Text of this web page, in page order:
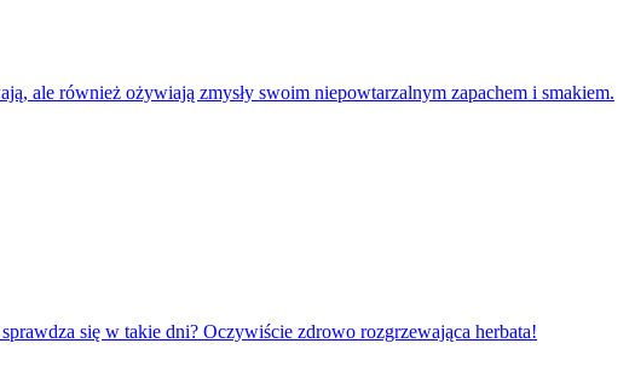
ale również ożywiają zmysły swoim niepowtarzalnym zapachem i smakiem.
się w takie dni? Oczywiście zdrowo rozgrzewająca herbata!